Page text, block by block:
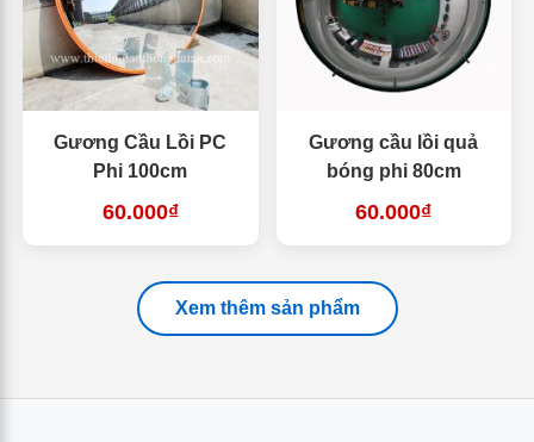
Gương Cầu Lồi PC
Phi 100cm
60.000₫
Gương cầu lồi quả
bóng phi 80cm
60.000₫
Xem thêm sản phẩm